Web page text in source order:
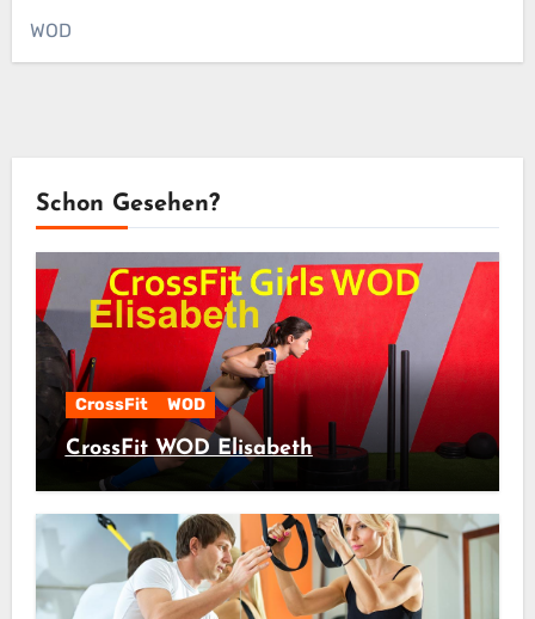
WOD
Schon Gesehen?
CrossFit WOD
CrossFit WOD Elisabeth